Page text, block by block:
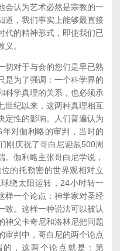
会认为艺术必然是宗教的一
道，我们事实上能够最直接
代的精神形式，即使我们已
。
对于与会的您们是早已熟
是为了强调：一个科学界的
科学真理的关系，也必须承
世纪以来，这两种真理相互
定性的影响。人们普遍认为
对伽利略的审判，当时的
刚庆祝了哥白尼诞辰500周
伽利略主张哥白尼学说，
的托勒密的世界观相对立
绕太阳运转，24小时转一
样一个论点：神学家对圣经
致。这样一种说法可以被认
神父卡奇尼和洛林尼把问题
审判中，哥白尼的两个论点
，这两个论点就是：第